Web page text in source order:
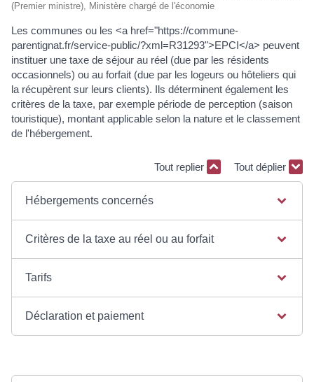
(Premier ministre), Ministère chargé de l'économie
Les communes ou les <a href="https://commune-
parentignat.fr/service-public/?xml=R31293">EPCI</a> peuvent
instituer une taxe de séjour au réel (due par les résidents
occasionnels) ou au forfait (due par les logeurs ou hôteliers qui
la récupèrent sur leurs clients). Ils déterminent également les
critères de la taxe, par exemple période de perception (saison
touristique), montant applicable selon la nature et le classement
de l'hébergement.
Tout replier Tout déplier
Hébergements concernés
Critères de la taxe au réel ou au forfait
Tarifs
Déclaration et paiement